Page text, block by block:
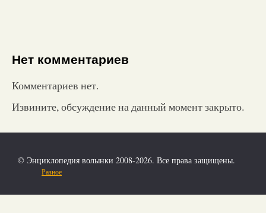
Нет комментариев
Комментариев нет.
Извините, обсуждение на данный момент закрыто.
© Энциклопедия волынки 2008-2026. Все права защищены.
Разное